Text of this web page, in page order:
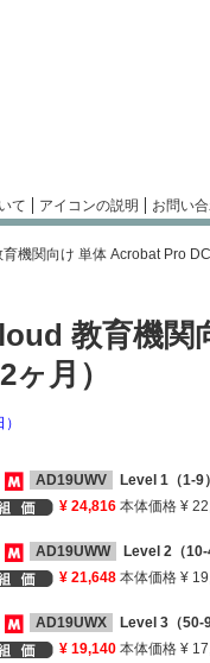
て アイコンの説明 お問い
機関向け 単体 Acrobat Pro
教育機関
月）
AD19UWV
Level 1（1-9
¥ 24,816 本体価格 ¥
AD19UWW
Level 2（10-
¥ 21,648 本体価格 ¥
AD19UWX
Level 3（50-
¥ 19,140 本体価格 ¥